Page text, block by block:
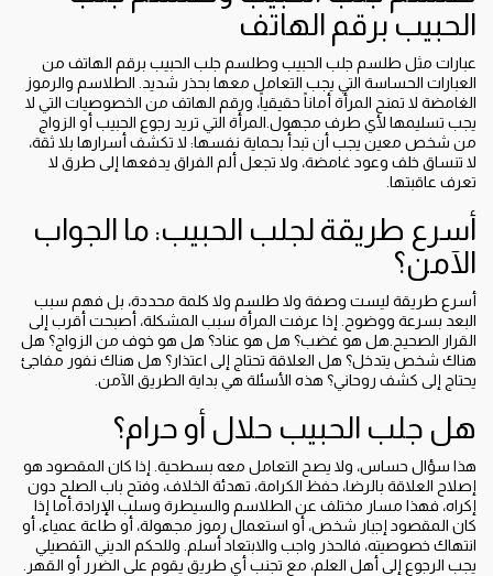
الحبيب برقم الهاتف
عبارات مثل طلسم جلب الحبيب وطلسم جلب الحبيب برقم الهاتف من
العبارات الحساسة التي يجب التعامل معها بحذر شديد. الطلاسم والرموز
الغامضة لا تمنح المرأة أماناً حقيقياً، ورقم الهاتف من الخصوصيات التي لا
يجب تسليمها لأي طرف مجهول.المرأة التي تريد رجوع الحبيب أو الزواج
من شخص معين يجب أن تبدأ بحماية نفسها: لا تكشف أسرارها بلا ثقة،
لا تنساق خلف وعود غامضة، ولا تجعل ألم الفراق يدفعها إلى طرق لا
تعرف عاقبتها.
أسرع طريقة لجلب الحبيب: ما الجواب
الآمن؟
أسرع طريقة ليست وصفة ولا طلسم ولا كلمة محددة، بل فهم سبب
البعد بسرعة ووضوح. إذا عرفت المرأة سبب المشكلة، أصبحت أقرب إلى
القرار الصحيح.هل هو غضب؟ هل هو عناد؟ هل هو خوف من الزواج؟ هل
هناك شخص يتدخل؟ هل العلاقة تحتاج إلى اعتذار؟ هل هناك نفور مفاجئ
يحتاج إلى كشف روحاني؟ هذه الأسئلة هي بداية الطريق الآمن.
هل جلب الحبيب حلال أو حرام؟
هذا سؤال حساس، ولا يصح التعامل معه بسطحية. إذا كان المقصود هو
إصلاح العلاقة بالرضا، حفظ الكرامة، تهدئة الخلاف، وفتح باب الصلح دون
إكراه، فهذا مسار مختلف عن الطلاسم والسيطرة وسلب الإرادة.أما إذا
كان المقصود إجبار شخص، أو استعمال رموز مجهولة، أو طاعة عمياء، أو
انتهاك خصوصيته، فالحذر واجب والابتعاد أسلم. وللحكم الديني التفصيلي
يجب الرجوع إلى أهل العلم، مع تجنب أي طريق يقوم على الضرر أو القهر.